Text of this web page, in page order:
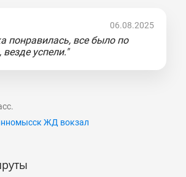
06.08.2025
понравилась, все было по
успели."
ЖД вокзал